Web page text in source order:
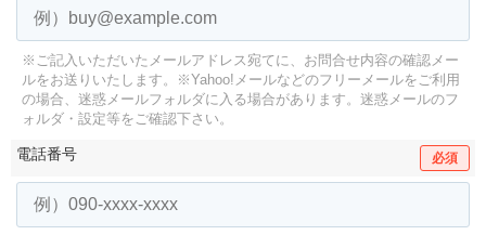
※ご記入いただいたメールアドレス宛てに、お問合せ内容の確認メー
ルをお送りいたします。
※Yahoo!メールなどのフリーメールをご利用
の場合、迷惑メールフォルダに入る場合があります。 迷惑メールのフ
ォルダ・設定等をご確認下さい。
電話番号 必須